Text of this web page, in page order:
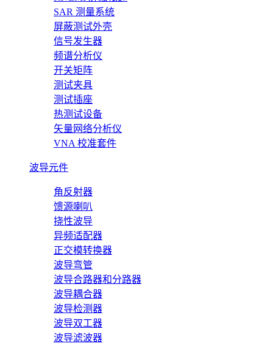
SAR 测量系统
屏蔽测试外壳
信号发生器
频谱分析仪
开关矩阵
测试夹具
测试插座
热测试设备
矢量网络分析仪
VNA 校准套件
波导元件
角反射器
馈源喇叭
挠性波导
异频适配器
正交模转换器
波导弯管
波导合路器和分路器
波导耦合器
波导检测器
波导双工器
波导滤波器